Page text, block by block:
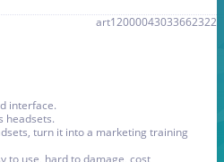
art12000043033662322
interface.
headsets.
turn it into a marketing training